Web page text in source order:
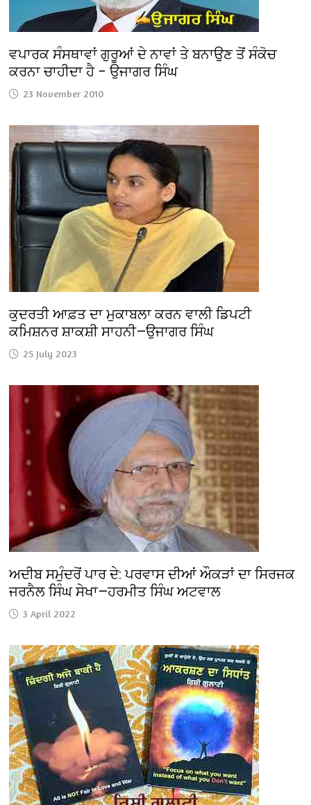
ਵਪਾਰਕ ਸੰਸਥਾਵਾਂ ਗੁਰੂਆਂ ਦੇ ਨਾਵਾਂ ਤੇ ਬਨਾਉਣ ਤੋਂ ਸੰਕੋਚ
ਕਰਨਾ ਚਾਹੀਦਾ ਹੈ – ਉਜਾਗਰ ਸਿੰਘ
23 November 2010
ਕੁਦਰਤੀ ਆਫ਼ਤ ਦਾ ਮੁਕਾਬਲਾ ਕਰਨ ਵਾਲੀ ਡਿਪਟੀ
ਕਮਿਸ਼ਨਰ ਸ਼ਾਕਸ਼ੀ ਸਾਹਨੀ—ਉਜਾਗਰ ਸਿੰਘ
25 July 2023
ਅਦੀਬ ਸਮੁੰਦਰੋਂ ਪਾਰ ਦੇ: ਪਰਵਾਸ ਦੀਆਂ ਔਕੜਾਂ ਦਾ ਸਿਰਜਕ
ਜਰਨੈਲ ਸਿੰਘ ਸੇਖਾ—ਹਰਮੀਤ ਸਿੰਘ ਅਟਵਾਲ
3 April 2022